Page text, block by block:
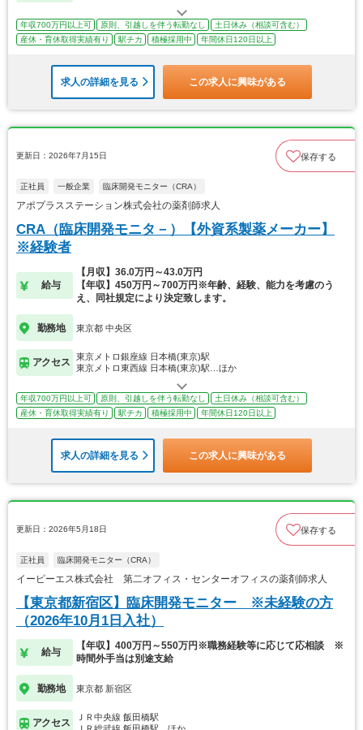
年収700万円以上可 原則、引越しを伴う転勤なし
土日休み（相談可含む）
産休・育休取得実績有り
駅チカ 積極採用中 年間休日120日以上
求人の詳細を見る この求人に興味がある
更新日：2026年7月15日 保存する
正社員 一般企業 臨床開発モニター（CRA）
アポプラスステーション株式会社の薬剤師求人
CRA（臨床開発モニタ－）【外資系製薬メーカー】
※経験者
給与
【月収】36.0万円～43.0万円
【年収】450万円～700万円※年齢、経験、能力を考慮のう
え、同社規定により決定致します。
勤務地 東京都 中央区
アクセス
東京メトロ銀座線 日本橋(東京)駅
東京メトロ東西線 日本橋(東京)駅…ほか
年収700万円以上可 原則、引越しを伴う転勤なし
土日休み（相談可含む）
産休・育休取得実績有り
駅チカ 積極採用中 年間休日120日以上
求人の詳細を見る この求人に興味がある
更新日：2026年5月18日 保存する
正社員 臨床開発モニター（CRA）
イーピーエス株式会社 第二オフィス・センターオフィスの薬剤師求人
【東京都新宿区】臨床開発モニター ※未経験の方
（2026年10月1日入社）
給与
【年収】400万円～550万円※職務経験等に応じて応相談 ※
時間外手当は別途支給
勤務地 東京都 新宿区
アクセス
ＪＲ中央線 飯田橋駅